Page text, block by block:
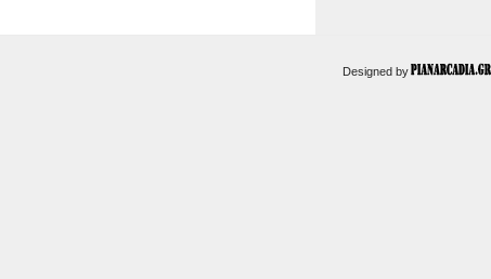
Designed by